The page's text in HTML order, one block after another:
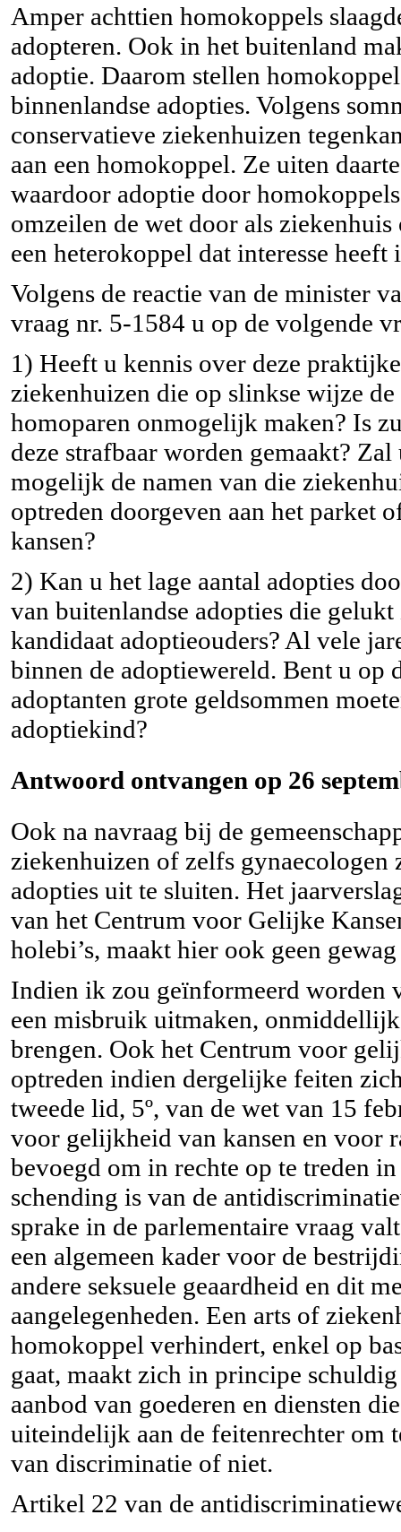
Amper achttien homokoppels
adopteren. Ook in het buitenland
adoptie. Daarom stellen
binnenlandse adopties. Volgens
conservatieve ziekenhuizen
aan een homokoppel. Ze uiten
waardoor adoptie door
omzeilen de wet door als
een heterokoppel dat interesse
Volgens de reactie van de minister
vraag nr. 5-1584 u op de volgende
1) Heeft u kennis over deze
ziekenhuizen die op slinkse wijze
homoparen onmogelijk maken? Is
deze strafbaar worden gemaakt?
mogelijk de namen van die
optreden doorgeven aan het parket
kansen?
2) Kan u het lage aantal adopties
van buitenlandse adopties die
kandidaat adoptieouders? Al vele
binnen de adoptiewereld. Bent u
adoptanten grote geldsommen
adoptiekind?
Antwoord ontvangen op 26
Ook na navraag bij de
ziekenhuizen of zelfs
adopties uit te sluiten. Het
van het Centrum voor Gelijke
holebi’s, maakt hier ook geen
Indien ik zou geïnformeerd worden
een misbruik uitmaken,
brengen. Ook het Centrum voor
optreden indien dergelijke feiten
tweede lid, 5º, van de wet van 15
voor gelijkheid van kansen en voor
bevoegd om in rechte op te treden
schending is van de
sprake in de parlementaire vraag
een algemeen kader voor de
andere seksuele geaardheid en dit
aangelegenheden. Een arts of
homokoppel verhindert, enkel op
gaat, maakt zich in principe
aanbod van goederen en diensten
uiteindelijk aan de feitenrechter om
van discriminatie of niet.
Artikel 22 van de